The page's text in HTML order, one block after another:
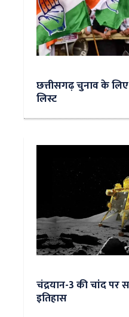
छत्तीसगढ़ चुनाव के
लिस्ट
चंद्रयान-3 की चांद
इतिहास